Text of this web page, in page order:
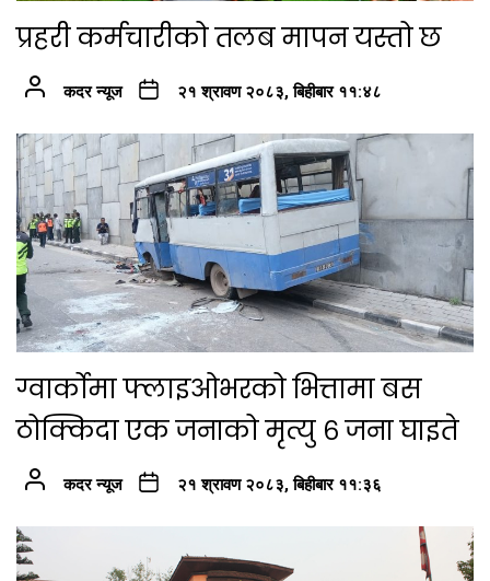
प्रहरी कर्मचारीको तलब मापन यस्तो छ
कदर न्यूज २१ श्रावण २०८३, बिहीबार ११:४८
ग्वार्कोमा फ्लाइओभरको भित्तामा बस
ठोक्किदा एक जनाको मृत्यु ६ जना घाइते
कदर न्यूज २१ श्रावण २०८३, बिहीबार ११:३६